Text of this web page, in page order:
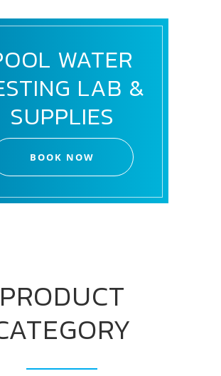
WATER
LAB &
SUPPLIES
BOOK NOW
PRODUCT